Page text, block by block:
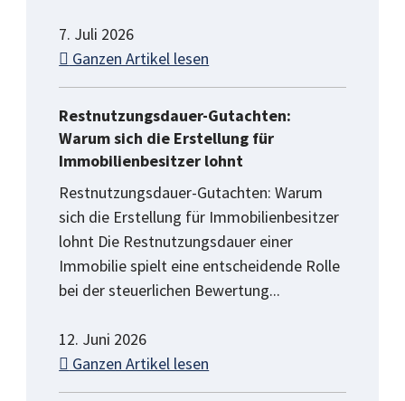
7. Juli 2026
Ganzen Artikel lesen
Restnutzungsdauer-Gutachten:
Warum sich die Erstellung für
Immobilienbesitzer lohnt
Restnutzungsdauer-Gutachten: Warum
sich die Erstellung für Immobilienbesitzer
lohnt Die Restnutzungsdauer einer
Immobilie spielt eine entscheidende Rolle
bei der steuerlichen Bewertung...
12. Juni 2026
Ganzen Artikel lesen